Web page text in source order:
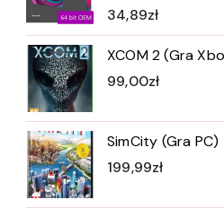
34,89zł
XCOM 2 (Gra
99,00zł
SimCity (Gra PC)
199,99zł